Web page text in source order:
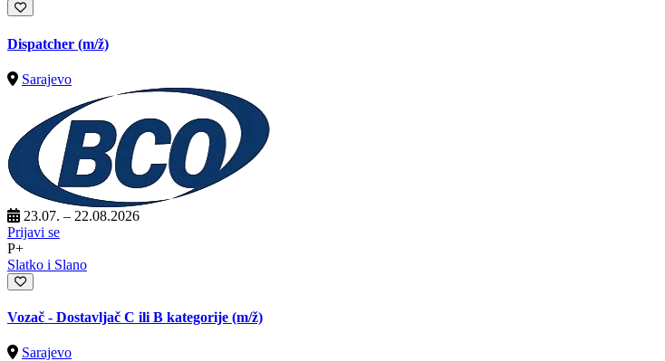
Dispatcher (m/ž)
Sarajevo
23.07. – 22.08.2026
Prijavi se
P+
Slatko i Slano
Vozač - Dostavljač C ili B kategorije (m/ž)
Sarajevo